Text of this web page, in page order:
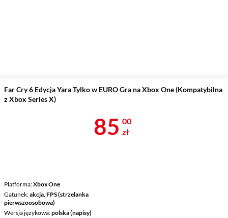
Far Cry 6 Edycja Yara Tylko w EURO Gra na Xbox One (Kompatybilna
z Xbox Series X)
Platforma Xbox One
Gatunek akcja, FPS (strzelanka
pierwszoosobowa)
Wersja językowa polska (napisy)
Cena 85 zł
85 00
zł